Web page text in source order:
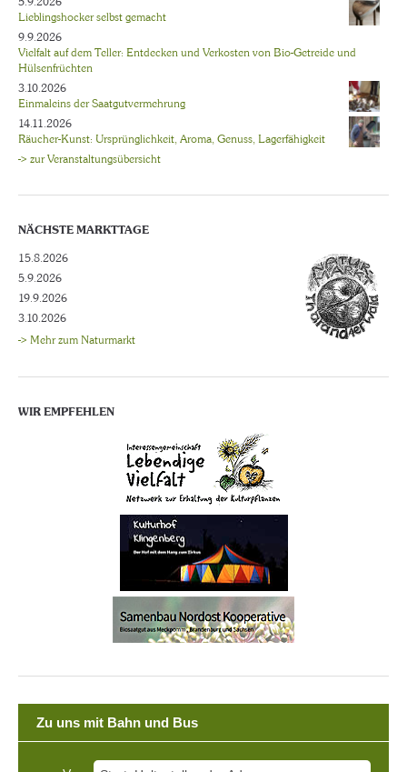
Lieblingshocker selbst gemacht
9.9.2026
Vielfalt auf dem Teller: Entdecken und Verkosten von Bio-Getreide und
Hülsenfrüchten
3.10.2026
Einmaleins der Saatgutvermehrung
14.11.2026
Räucher-Kunst: Ursprünglichkeit, Aroma, Genuss, Lagerfähigkeit
-> zur Veranstaltungsübersicht
NÄCHSTE MARKTTAGE
15.8.2026
5.9.2026
19.9.2026
3.10.2026
-> Mehr zum Naturmarkt
WIR EMPFEHLEN